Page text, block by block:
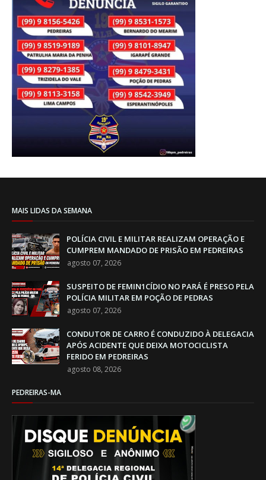
MAIS LIDAS DA SEMANA
POLÍCIA CIVIL E MILITAR REALIZAM OPERAÇÃO E
CUMPREM MANDADO DE PRISÃO EM PEDREIRAS
agosto 07, 2026
SUSPEITO DE FEMIN1CÍDIO NO PARÁ É PRESO PELA
POLÍCIA MILITAR EM POÇÃO DE PEDRAS
agosto 07, 2026
CONDUTOR DE CARRO É CONDUZIDO À DELEGACIA
APÓS ACIDENTE QUE DEIXA MOTOCICLISTA
FERIDO EM PEDREIRAS
agosto 08, 2026
PEDREIRAS-MA